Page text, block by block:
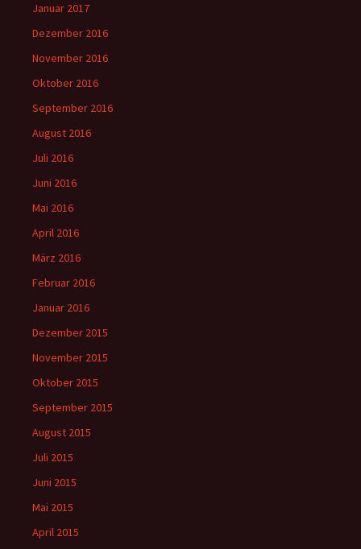
Januar 2017
Dezember 2016
November 2016
Oktober 2016
September 2016
August 2016
Juli 2016
Juni 2016
Mai 2016
April 2016
März 2016
Februar 2016
Januar 2016
Dezember 2015
November 2015
Oktober 2015
September 2015
August 2015
Juli 2015
Juni 2015
Mai 2015
April 2015